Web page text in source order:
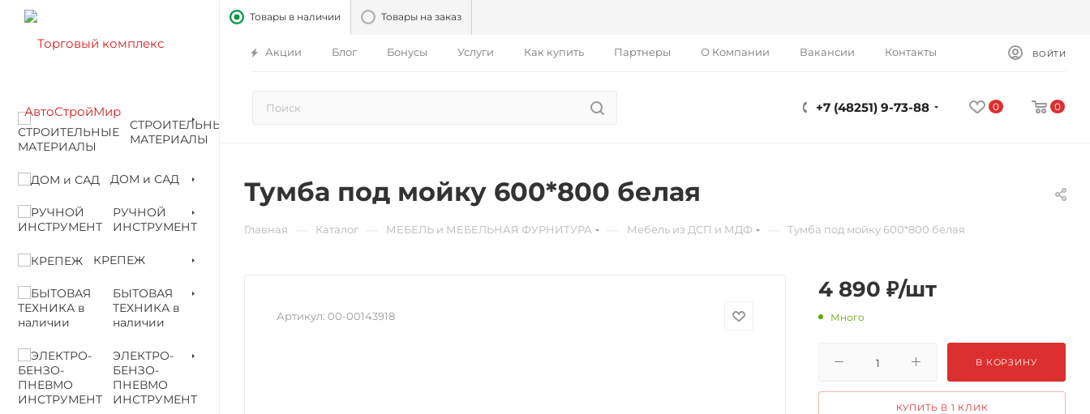
Товары в наличии Товары на заказ
Акции Блог Бонусы Услуги Как купить Партнеры О Компании Вакансии Контакты ВОЙТИ
0 0
+7 (48251) 9-73-88
СТРОИТЕЛЬНЫЕ
МАТЕРИАЛЫ
ДОМ и САД
РУЧНОЙ
ИНСТРУМЕНТ
КРЕПЕЖ
БЫТОВАЯ
ТЕХНИКА в
наличии
ЭЛЕКТРО-
БЕНЗО-
ПНЕВМО
ИНСТРУМЕНТ
Тумба под мойку 600*800 белая
Главная Каталог МЕБЕЛЬ и МЕБЕЛЬНАЯ ФУРНИТУРА Мебель из ДСП и МДФ Тумба под мойку 600*800 белая
Артикул: 00-00143918
4 890 ₽/шт
Много
В КОРЗИНУ
КУПИТЬ В 1 КЛИК